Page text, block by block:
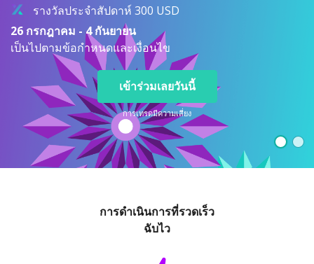
ดัชนี CFD
ตลาดหลักทรัพย์
ETFs แลกเปลี่ยน ETFs
เครื่องคำนวณ
สถิติการเทรด
ปฏิทินการเทรดวันหยุด
เปรียบเทียบบัญชี
บัญชีบริษัท
บัญชีทดลอง
บัญชีอิสลาม
MT5 Alpha
Zero Account
ชั่วโมง
การตรวจสอบที่ชาญฉลาดและรวดเร็ว
เปรียบเทียบแพลตฟอร์ม
MetaTrader 4
MetaTrader 5
Axiory App
ชั่วโมง
Strike Indicator
ตัวบ่งชี้ที่กำหนดเอง
ปฏิทินเศรษฐกิจ
สัญญาณการซื้อขาย
ข้อมูลย้อนหลังของ Metatrader
ตัวชี้วัด MT4 แบบกำหนดเอง
คู่มือการติดตั้ง MT4
คู่มือการติดตั้ง MT5
คู่มือการติดตั้ง cTrader
การศึกษา
Axiory Trading Academy
ชั่วโมง
การวิเคราะห์
เกี่ยวกับเรา
ทำไมถึง AXIORY
ใบอนุญาตและการลงทะเบียน
ความโปร่งใสและความปลอดภัย
รางวัลระดับโลก
พวกเราคือใคร
พวกเราคือใคร
ทีม Axiory
เอกสารทางกฎหมาย
คำถามที่พบบ่อย
ติดต่อเรา
พาร์ทเนอร์
English
Русский
日本語 เปิดบัญชี live
ลองเดโม่
รางวัลประจำสัปดาห์ 300 USD
26 กรกฎาคม - 4 กันยายน
เป็นไปตามข้อกำหนดและเงื่อนไข
เข้าร่วมเลยวันนี้
การเทรดมีความเสี่ยง
การดำเนินการที่รวดเร็ว
ฉับไว